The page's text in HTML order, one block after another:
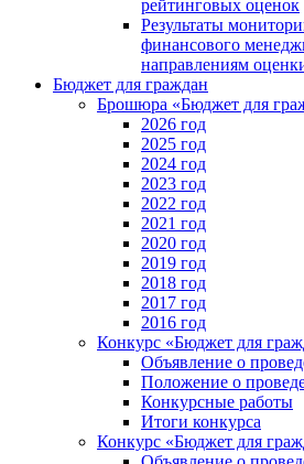
рейтинговых оценок
Результаты
финансового
направлениям
Бюджет для граждан
Брошюра «Бюджет для
2026 год
2025 год
2024 год
2023 год
2022 год
2021 год
2020 год
2019 год
2018 год
2017 год
2016 год
Конкурс «Бюджет для
Объявление о
Положение о
Конкурсные работы
Итоги конкурса
Конкурс «Бюджет для